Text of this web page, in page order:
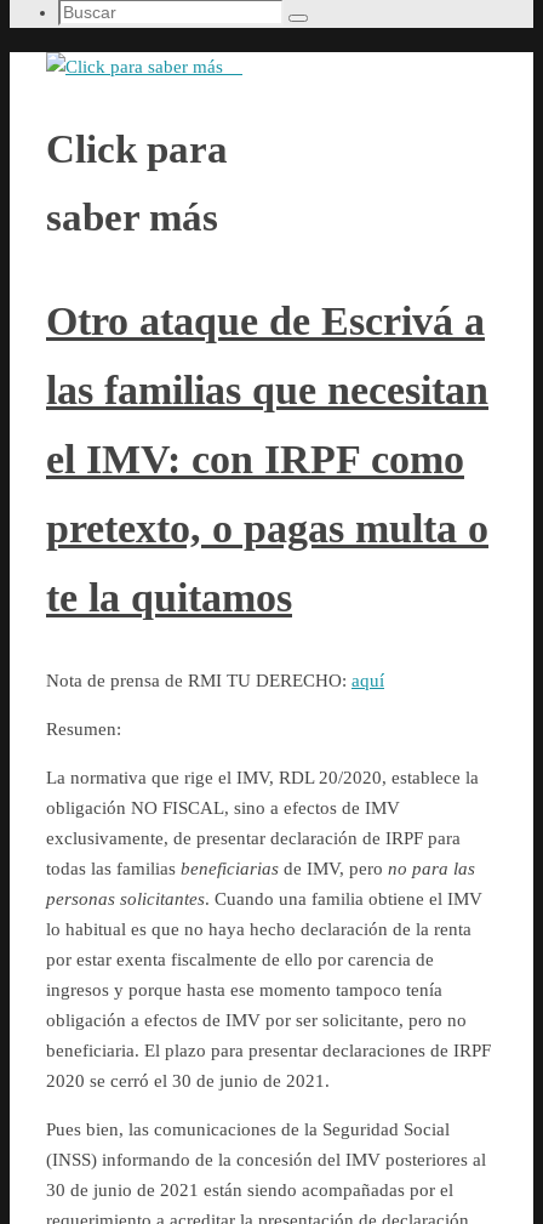
Búsqueda
Buscar
Click para
saber más
Otro ataque de Escrivá a
las familias que necesitan
el IMV: con IRPF como
pretexto, o pagas multa o
te la quitamos
Nota de prensa de RMI TU DERECHO: aquí
Resumen:
La normativa que rige el IMV, RDL 20/2020, establece la
obligación NO FISCAL, sino a efectos de IMV
exclusivamente, de presentar declaración de IRPF para
todas las familias beneficiarias de IMV, pero no para las
personas solicitantes. Cuando una familia obtiene el IMV
lo habitual es que no haya hecho declaración de la renta
por estar exenta fiscalmente de ello por carencia de
ingresos y porque hasta ese momento tampoco tenía
obligación a efectos de IMV por ser solicitante, pero no
beneficiaria. El plazo para presentar declaraciones de IRPF
2020 se cerró el 30 de junio de 2021.
Pues bien, las comunicaciones de la Seguridad Social
(INSS) informando de la concesión del IMV posteriores al
30 de junio de 2021 están siendo acompañadas por el